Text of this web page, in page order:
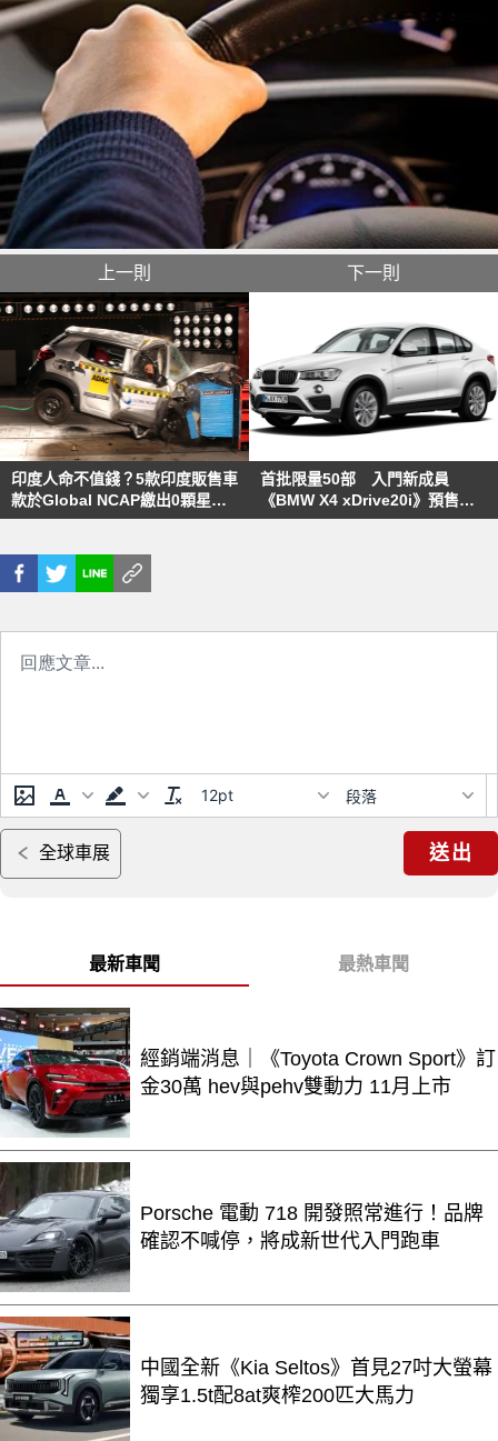
上一則
印度人命不值錢？5款印度販售車
款於Global NCAP繳出0顆星評
價
下一則
首批限量50部 入門新成員
《BMW X4 xDrive20i》預售價
235萬元追加上市
12pt 段落
全球車展 送出
最新車聞 最熱車聞
經銷端消息｜《Toyota Crown Sport》訂
金30萬 hev與pehv雙動力 11月上市
Porsche 電動 718 開發照常進行！品牌
確認不喊停，將成新世代入門跑車
中國全新《Kia Seltos》首見27吋大螢幕
獨享1.5t配8at爽榨200匹大馬力